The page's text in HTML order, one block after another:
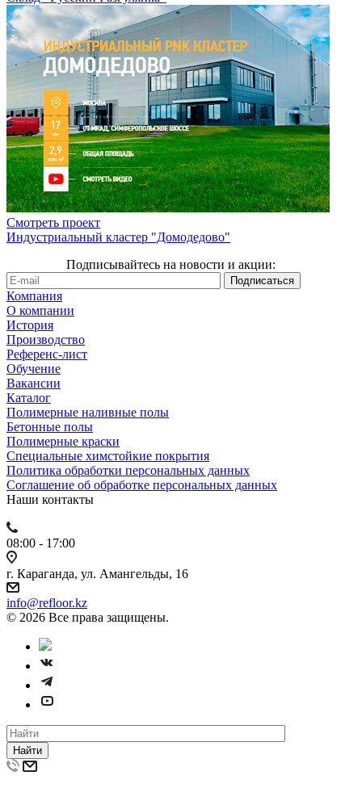
Смотреть проект
Индустриальный кластер "Домодедово"
Подписывайтесь на новости и акции:
Компания
О компании
История
Производство
Референс-лист
Обучение
Вакансии
Каталог
Полимерные наливные полы
Бетонные полы
Полимерные краски
Специальные химстойкие покрытия
Политика обработки персональных данных
Cоглашение об обработке персональных данных
Наши контакты
08:00 - 17:00
г. Караганда, ул. Амангельды, 16
info@refloor.kz
© 2026 Все права защищены.
Найти